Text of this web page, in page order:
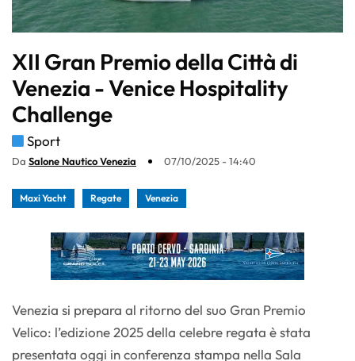
XII Gran Premio della Città di
Venezia - Venice Hospitality
Challenge
Sport
Da Salone Nautico Venezia 07/10/2025 - 14:40
Maxi Yacht Regate Venezia
Venezia si prepara al ritorno del suo Gran Premio
Velico: l’edizione 2025 della celebre regata è stata
presentata oggi in conferenza stampa nella Sala